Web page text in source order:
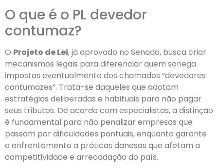
O que é o PL devedor
contumaz?
O Projeto de Lei, já aprovado no Senado, busca criar
mecanismos legais para diferenciar quem sonega
impostos eventualmente dos chamados “devedores
contumazes”. Trata-se daqueles que adotam
estratégias deliberadas e habituais para não pagar
seus tributos. De acordo com especialistas, a distinção
é fundamental para não penalizar empresas que
passam por dificuldades pontuais, enquanto garante
o enfrentamento a práticas danosas que afetam a
competitividade e arrecadação do país.